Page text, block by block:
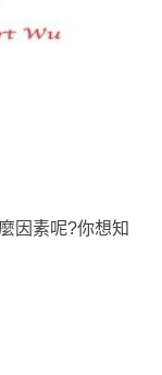
因素呢?你想知